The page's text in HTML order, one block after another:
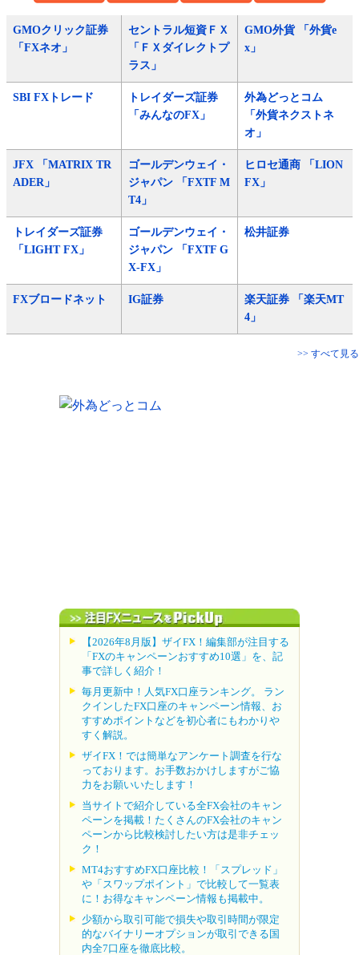
GMOクリック証券
「FXネオ」
セントラル短資ＦＸ
「ＦＸダイレクトプ
ラス」
GMO外貨 「外貨e
x」
SBI FXトレード
トレイダーズ証券
「みんなのFX」
外為どっとコム
「外貨ネクストネ
オ」
JFX 「MATRIX TR
ADER」
ゴールデンウェイ・
ジャパン 「FXTF M
T4」
ヒロセ通商 「LION
FX」
トレイダーズ証券
「LIGHT FX」
ゴールデンウェイ・
ジャパン 「FXTF G
X-FX」
松井証券
FXブロードネット IG証券
楽天証券 「楽天MT
4」
>> すべて見る
【2026年8月版】ザイFX！編集部が注目する
「FXのキャンペーンおすすめ10選」を、記
事で詳しく紹介！
毎月更新中！人気FX口座ランキング。 ラン
クインしたFX口座のキャンペーン情報、お
すすめポイントなどを初心者にもわかりや
すく解説。
ザイFX！では簡単なアンケート調査を行な
っております。お手数おかけしますがご協
力をお願いいたします！
当サイトで紹介している全FX会社のキャン
ペーンを掲載！たくさんのFX会社のキャン
ペーンから比較検討したい方は是非チェッ
ク！
MT4おすすめFX口座比較！「スプレッド」
や「スワップポイント」で比較して一覧表
に！お得なキャンペーン情報も掲載中。
少額から取引可能で損失や取引時間が限定
的なバイナリーオプションが取引できる国
内全7口座を徹底比較。